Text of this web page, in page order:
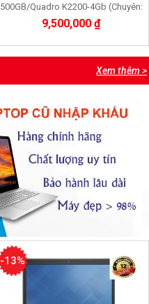
500GB/Quadro K2200-4Gb (Chuyên:
Render 3d,Edit video máy ảo,cầy giả
lập game, youtube, tiktok)
9,500,000 ₫
Xem thêm >
-13%